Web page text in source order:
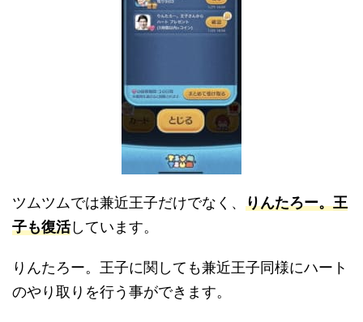
ツムツムでは兼近王子だけでなく、 りんたろー。王
子も復活しています。
りんたろー。王子に関しても兼近王子同様にハート
のやり取りを行う事ができます。